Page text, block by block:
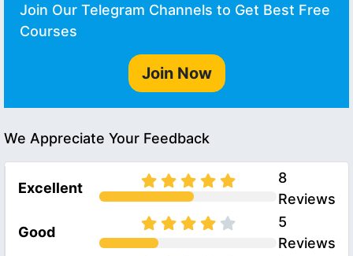
Join Our Telegram Channels to Get Best Free
Courses
Join Now
We Appreciate Your Feedback
Excellent
8
Reviews
Good
5
Reviews